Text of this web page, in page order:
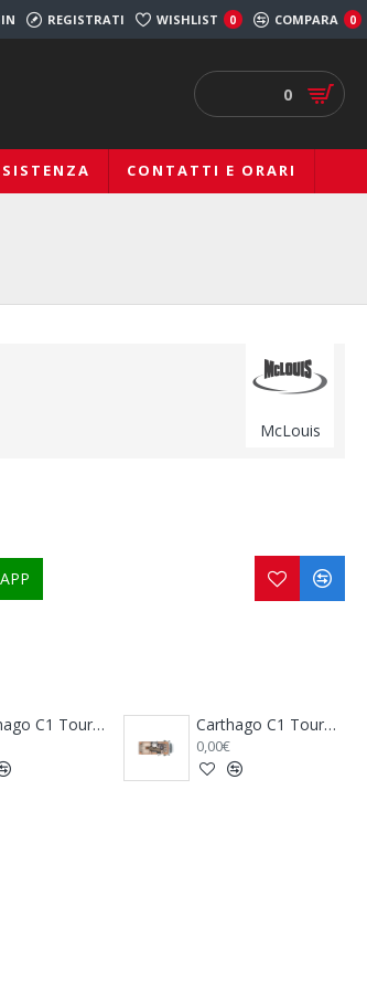
REGISTRATI WISHLIST 0 COMPARA 0
0
CONTATTI E ORARI
McLouis
Carthago C1 Tourer T 143 KB-LE Comfort 4.2 t - Mercedes Benz Carthago C1 Tourer T 143 KB-LE Lightweight 3.5 t
0,00€